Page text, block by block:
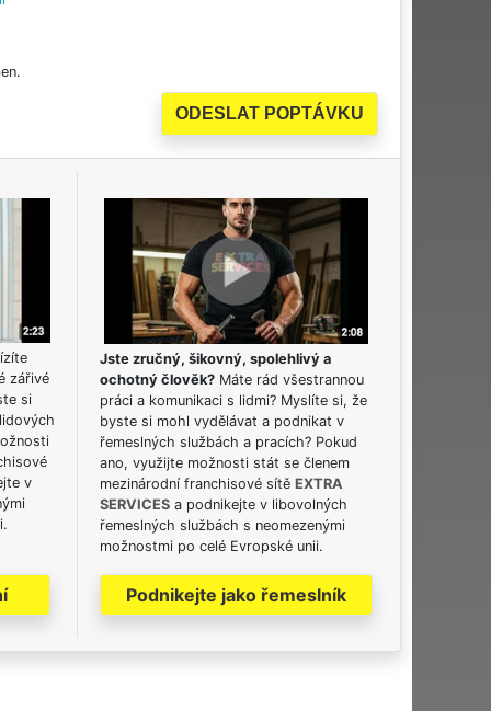
zářivé
si
v
Jste zručný, šikovný, spolehlivý a
ochotný člověk? Máte rád všestrannou
práci a komunikaci s lidmi? Myslíte si, že
byste si mohl vydělávat a podnikat v
řemeslných službách a pracích? Pokud
ano, využijte možnosti stát se členem
mezinárodní franchisové sítě EXTRA
SERVICES a podnikejte v libovolných
řemeslných službách s neomezenými
možnostmi po celé Evropské unii.
Podnikejte jako řemeslník